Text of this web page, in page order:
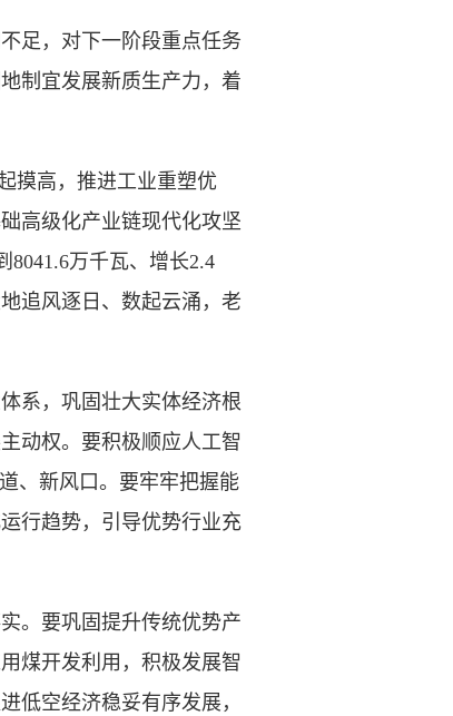
足，对下一阶段重点任务
制宜发展新质生产力，着
摸高，推进工业重塑优
高级化产业链现代化攻坚
万千瓦、增长2.4
追风逐日、数起云涌，老
系，巩固壮大实体经济根
动权。要积极顺应人工智
、新风口。要牢牢把握能
行趋势，引导优势行业充
。要巩固提升传统优势产
煤开发利用，积极发展智
低空经济稳妥有序发展，